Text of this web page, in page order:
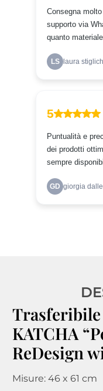
KATCHA
ReDesign
Misure: 46 x 61 cm